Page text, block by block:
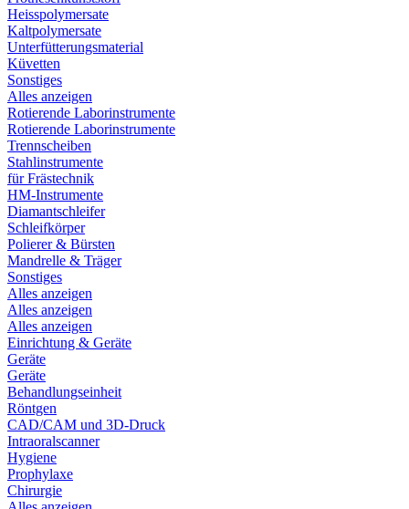
Heisspolymersate
Kaltpolymersate
Unterfütterungsmaterial
Küvetten
Sonstiges
Alles anzeigen
Rotierende Laborinstrumente
Rotierende Laborinstrumente
Trennscheiben
Stahlinstrumente
für Frästechnik
HM-Instrumente
Diamantschleifer
Schleifkörper
Polierer & Bürsten
Mandrelle & Träger
Sonstiges
Alles anzeigen
Alles anzeigen
Alles anzeigen
Einrichtung & Geräte
Geräte
Geräte
Behandlungseinheit
Röntgen
CAD/CAM und 3D-Druck
Intraoralscanner
Hygiene
Prophylaxe
Chirurgie